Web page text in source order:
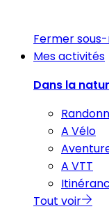
Fermer
Mes activités
Dans la
A Vélo
A VTT
Tout voir